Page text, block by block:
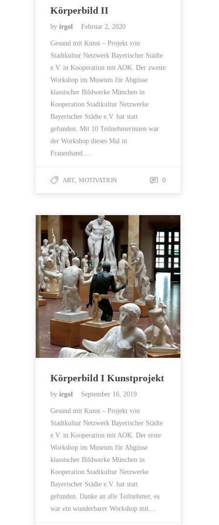
Körperbild II
by irgol Februar 2, 2020
Gesund mit Kunst – Projekt von
Stadtkultur Netzwerk Bayerischer Städte
e.V. in Kooperation mit AOK. Der zweite
Workshop im Museum für Abgüsse
klassischer Bildwerke München in
Kooperation Stadtkultur Netzwerke
Bayerischer Städte e.V. hat statt
gefunden. Mit 10 Teilnehmerinnen war
der Workshop dieses Mal in
Frauenhand….
ART, MOTIVATION 0
Körperbild I Kunstprojekt
by irgol September 16, 2019
Gesund mit Kunst – Projekt von
Stadtkultur Netzwerk Bayerischer Städte
e.V. in Kooperation mit AOK. Der erste
Workshop im Museum für Abgüsse
klassischer Bildwerke München in
Kooperation Stadtkultur Netzwerke
Bayerischer Städte e.V. hat statt
gefunden. Danke an alle Teilnehmer, es
war ein wunderbarer Workshop mit…